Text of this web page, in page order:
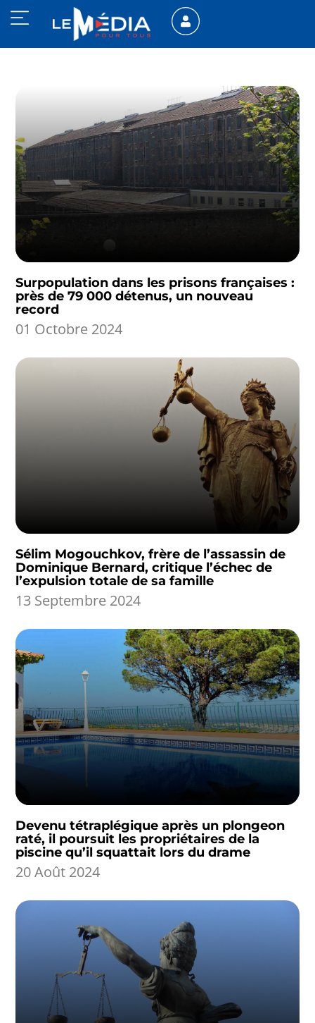
Surpopulation dans les prisons françaises :
près de 79 000 détenus, un nouveau
record
01 Octobre 2024
Sélim Mogouchkov, frère de l’assassin de
Dominique Bernard, critique l’échec de
l’expulsion totale de sa famille
13 Septembre 2024
Devenu tétraplégique après un plongeon
raté, il poursuit les propriétaires de la
piscine qu’il squattait lors du drame
20 Août 2024